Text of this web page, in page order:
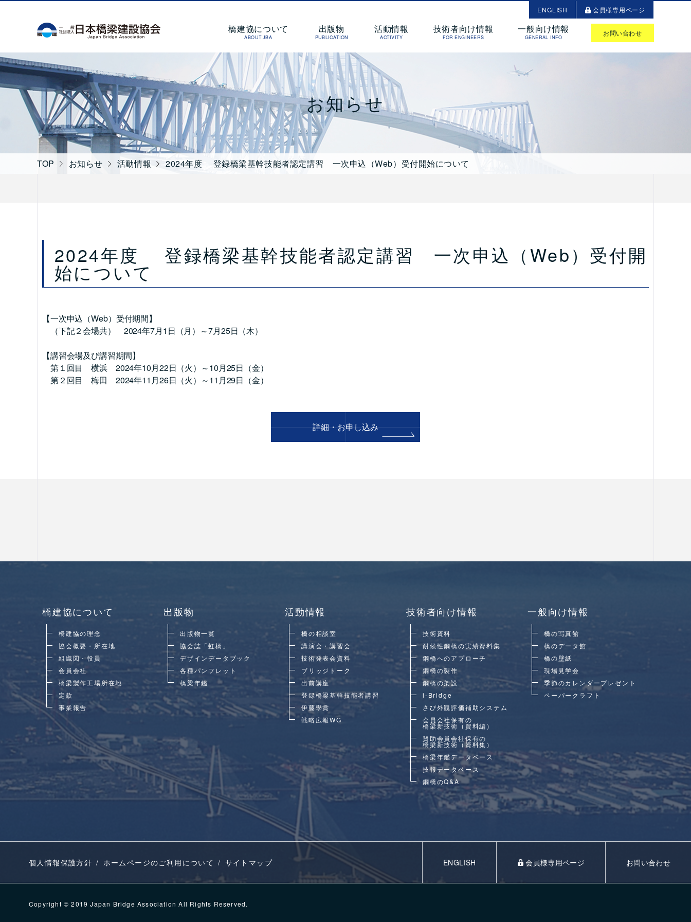
ENGLISH 会員様専用ページ
一般社団法人 日本橋梁建設協会
橋建協について
ABOUT JBA
出版物
PUBLICATION
活動情報
ACTIVITY
技術者向け情報
FOR ENGINEERS
一般向け情報
GENERAL INFO
お問い合わせ
お知らせ
TOP お知らせ 活動情報 2024年度 登録橋梁基幹技能者認定講習 一次申込（Web）受付開始について
2024年度 登録橋梁基幹技能者認定講習 一次申込（Web）受付開
始について
【一次申込（Web）受付期間】
（下記２会場共） 2024年7月1日（月）～7月25日（木）
【講習会場及び講習期間】
第１回目 横浜 2024年10月22日（火）～10月25日（金）
第２回目 梅田 2024年11月26日（火）～11月29日（金）
詳細・お申し込み
橋建協について
橋建協の理念
協会概要・所在地
組織図・役員
会員会社
橋梁製作工場所在地
定款
事業報告
出版物
出版物一覧
協会誌「虹橋」
デザインデータブック
各種パンフレット
橋梁年鑑
活動情報
橋の相談室
講演会・講習会
技術発表会資料
ブリッジトーク
出前講座
登録橋梁基幹技能者講習
伊藤學賞
戦略広報WG
技術者向け情報
技術資料
耐候性鋼橋の実績資料集
鋼橋へのアプローチ
鋼橋の製作
鋼橋の架設
i-Bridge
さび外観評価補助システム
会員会社保有の
橋梁新技術（資料編）
賛助会員会社保有の
橋梁新技術（資料集）
橋梁年鑑データベース
技報データベース
鋼橋のQ&A
一般向け情報
橋の写真館
橋のデータ館
橋の壁紙
現場見学会
季節のカレンダープレゼント
ペーパークラフト
個人情報保護方針 ホームページのご利用について サイトマップ ENGLISH 会員様専用ページ お問い合わせ
Copyright © 2019 Japan Bridge Association All Rights Reserved.